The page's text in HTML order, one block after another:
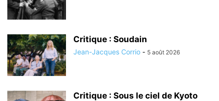
Critique : Soudain
Jean-Jacques Corrio - 5 août 2026
Critique : Sous le ciel de Kyoto